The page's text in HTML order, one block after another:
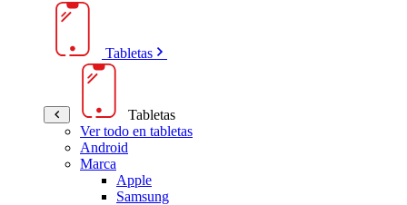
Tabletas
Tabletas
Ver todo en tabletas
Android
Marca
Apple
Samsung